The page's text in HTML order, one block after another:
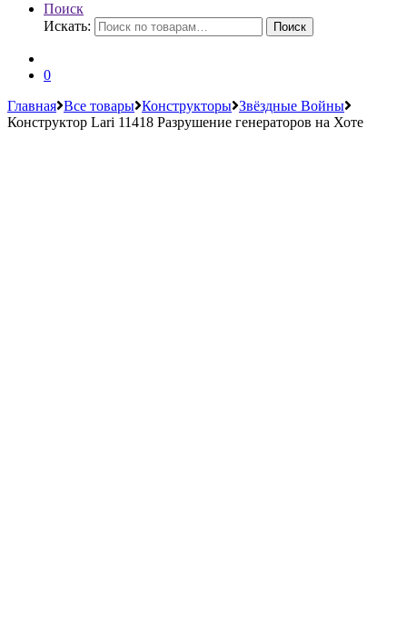
Поиск
Искать:
Поиск
0
Главная Все товары Конструкторы Звёздные Войны
Конструктор Lari 11418 Разрушение генераторов на Хоте